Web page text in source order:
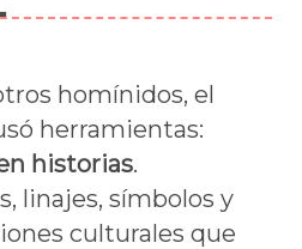
homínidos, el
herramientas:
historias.
linajes, símbolos y
culturales que